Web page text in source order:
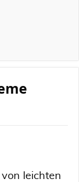
leichten